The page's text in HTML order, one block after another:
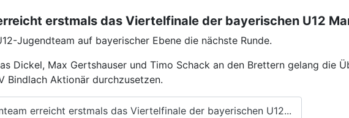
erstmals das Viertelfinale der bayerischen U12
Jugendteam auf bayerischer Ebene die nächste Runde.
Dickel, Max Gertshauser und Timo Schack an den Brettern gelang die
Bindlach Aktionär durchzusetzen.
erreicht erstmals das Viertelfinale der bayerischen U12...